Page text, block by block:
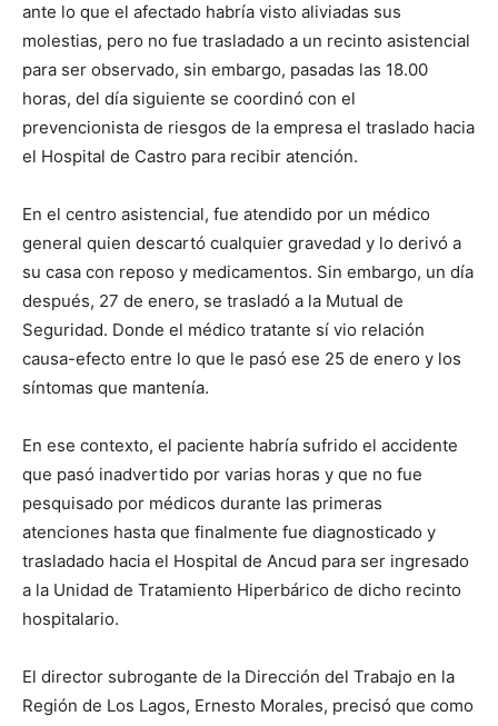
ante lo que el afectado habría visto aliviadas sus
molestias, pero no fue trasladado a un recinto asistencial
para ser observado, sin embargo, pasadas las 18.00
horas, del día siguiente se coordinó con el
prevencionista de riesgos de la empresa el traslado hacia
el Hospital de Castro para recibir atención.
En el centro asistencial, fue atendido por un médico
general quien descartó cualquier gravedad y lo derivó a
su casa con reposo y medicamentos. Sin embargo, un día
después, 27 de enero, se trasladó a la Mutual de
Seguridad. Donde el médico tratante sí vio relación
causa-efecto entre lo que le pasó ese 25 de enero y los
síntomas que mantenía.
En ese contexto, el paciente habría sufrido el accidente
que pasó inadvertido por varias horas y que no fue
pesquisado por médicos durante las primeras
atenciones hasta que finalmente fue diagnosticado y
trasladado hacia el Hospital de Ancud para ser ingresado
a la Unidad de Tratamiento Hiperbárico de dicho recinto
hospitalario.
El director subrogante de la Dirección del Trabajo en la
Región de Los Lagos, Ernesto Morales, precisó que como